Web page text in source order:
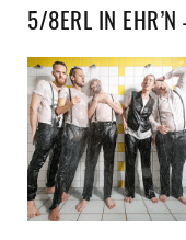
5/8ERL IN EHR’N